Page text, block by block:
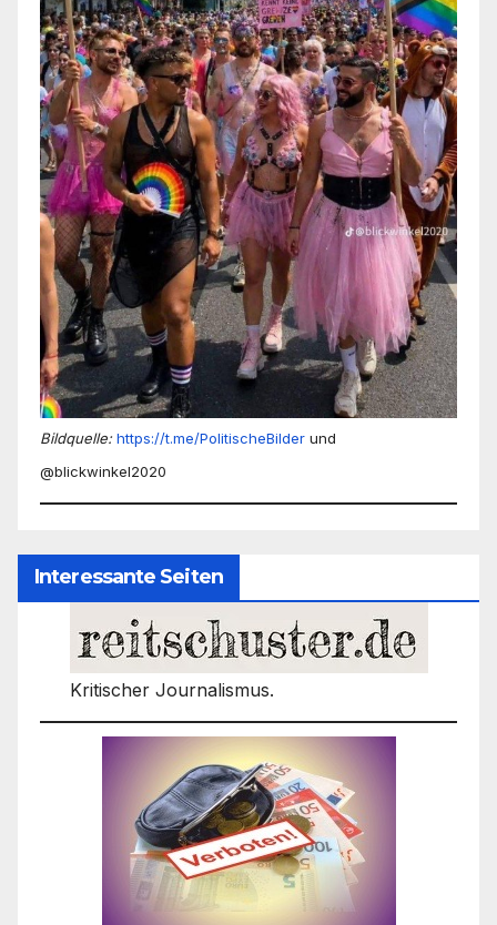
Bildquelle: https://t.me/PolitischeBilder und
@blickwinkel2020
Interessante Seiten
Kritischer Journalismus.